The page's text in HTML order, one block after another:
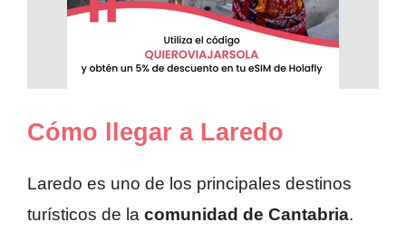
Cómo llegar a Laredo
Laredo es uno de los principales destinos
turísticos de la comunidad de Cantabria.